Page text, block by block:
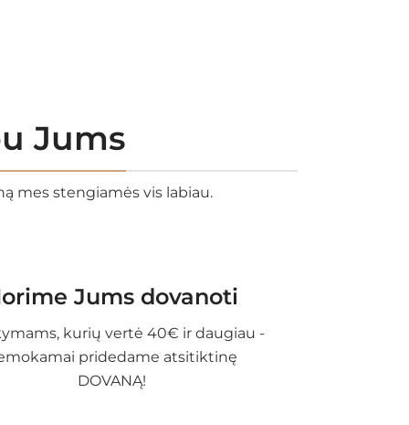
Jums
mes stengiamės vis labiau.
Jums dovanoti
kurių vertė 40€ ir daugiau -
pridedame atsitiktinę
DOVANĄ!